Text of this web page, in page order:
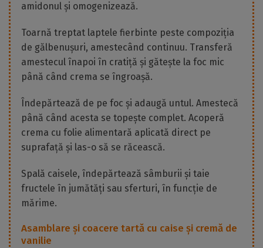
amidonul și omogenizează.
Toarnă treptat laptele fierbinte peste compoziția
de gălbenușuri, amestecând continuu. Transferă
amestecul înapoi în cratiță și gătește la foc mic
până când crema se îngroașă.
Îndepărtează de pe foc și adaugă untul. Amestecă
până când acesta se topește complet. Acoperă
crema cu folie alimentară aplicată direct pe
suprafață și las-o să se răcească.
Spală caisele, îndepărtează sâmburii și taie
fructele în jumătăți sau sferturi, în funcție de
mărime.
Asamblare și coacere tartă cu caise și cremă de
vanilie